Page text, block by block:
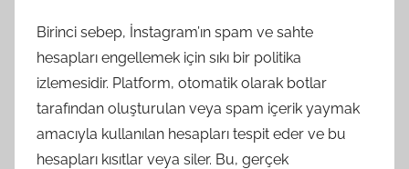
Birinci sebep, İnstagram’ın spam ve sahte
hesapları engellemek için sıkı bir politika
izlemesidir. Platform, otomatik olarak botlar
tarafından oluşturulan veya spam içerik yaymak
amacıyla kullanılan hesapları tespit eder ve bu
hesapları kısıtlar veya siler. Bu, gerçek